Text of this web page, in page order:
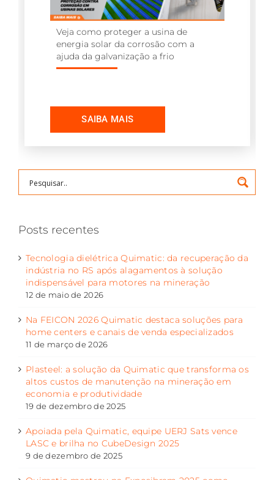
Veja como proteger a usina de
energia solar da corrosão com a
ajuda da galvanização a frio
Posts recentes
Tecnologia dielétrica Quimatic: da recuperação da
indústria no RS após alagamentos à solução
indispensável para motores na mineração
12 de maio de 2026
Na FEICON 2026 Quimatic destaca soluções para
home centers e canais de venda especializados
11 de março de 2026
Plasteel: a solução da Quimatic que transforma os
altos custos de manutenção na mineração em
economia e produtividade
19 de dezembro de 2025
Apoiada pela Quimatic, equipe UERJ Sats vence
LASC e brilha no CubeDesign 2025
9 de dezembro de 2025